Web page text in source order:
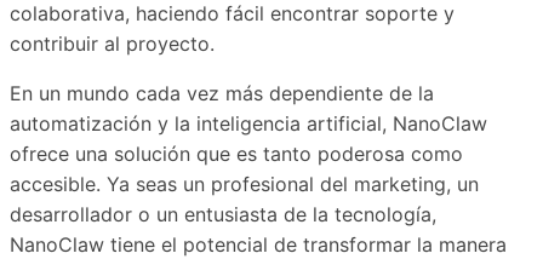
colaborativa, haciendo fácil encontrar soporte y
contribuir al proyecto.
En un mundo cada vez más dependiente de la
automatización y la inteligencia artificial, NanoClaw
ofrece una solución que es tanto poderosa como
accesible. Ya seas un profesional del marketing, un
desarrollador o un entusiasta de la tecnología,
NanoClaw tiene el potencial de transformar la manera